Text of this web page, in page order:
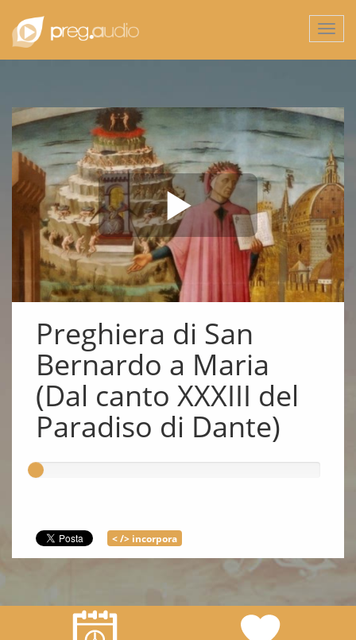
Preghiera di San
Bernardo a Maria
(Dal canto XXXIII del
Paradiso di Dante)
< /> incorpora